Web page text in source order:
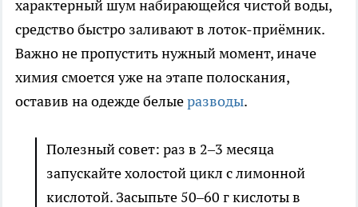
характерный шум набирающейся чистой воды,
средство быстро заливают в лоток-приёмник.
Важно не пропустить нужный момент, иначе
химия смоется уже на этапе полоскания,
оставив на одежде белыеразводы.
Полезный совет: раз в 2–3 месяца
запускайте холостой цикл с лимонной
кислотой. Засыпьте 50–60 г кислоты в